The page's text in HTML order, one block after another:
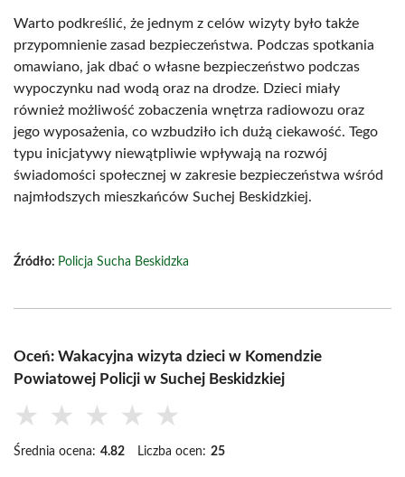
Warto podkreślić, że jednym z celów wizyty było także
przypomnienie zasad bezpieczeństwa. Podczas spotkania
omawiano, jak dbać o własne bezpieczeństwo podczas
wypoczynku nad wodą oraz na drodze. Dzieci miały
również możliwość zobaczenia wnętrza radiowozu oraz
jego wyposażenia, co wzbudziło ich dużą ciekawość. Tego
typu inicjatywy niewątpliwie wpływają na rozwój
świadomości społecznej w zakresie bezpieczeństwa wśród
najmłodszych mieszkańców Suchej Beskidzkiej.
Źródło: Policja Sucha Beskidzka
Oceń: Wakacyjna wizyta dzieci w Komendzie
Powiatowej Policji w Suchej Beskidzkiej
★ ★ ★ ★ ★
Średnia ocena: 4.82 Liczba ocen: 25